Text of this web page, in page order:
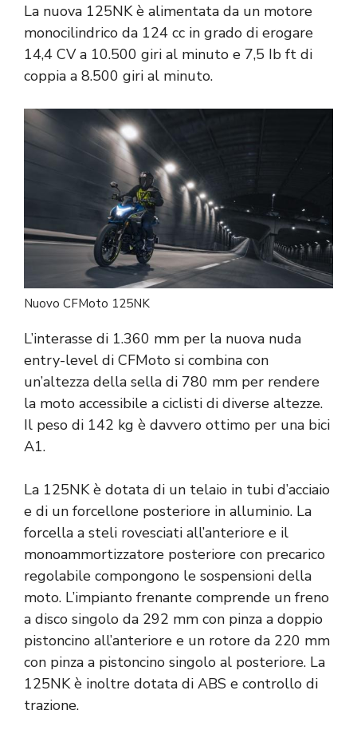
La nuova 125NK è alimentata da un motore
monocilindrico da 124 cc in grado di erogare
14,4 CV a 10.500 giri al minuto e 7,5 Ib ft di
coppia a 8.500 giri al minuto.
Nuovo CFMoto 125NK
L’interasse di 1.360 mm per la nuova nuda
entry-level di CFMoto si combina con
un’altezza della sella di 780 mm per rendere
la moto accessibile a ciclisti di diverse altezze.
Il peso di 142 kg è davvero ottimo per una bici
A1.
La 125NK è dotata di un telaio in tubi d’acciaio
e di un forcellone posteriore in alluminio. La
forcella a steli rovesciati all’anteriore e il
monoammortizzatore posteriore con precarico
regolabile compongono le sospensioni della
moto. L’impianto frenante comprende un freno
a disco singolo da 292 mm con pinza a doppio
pistoncino all’anteriore e un rotore da 220 mm
con pinza a pistoncino singolo al posteriore. La
125NK è inoltre dotata di ABS e controllo di
trazione.